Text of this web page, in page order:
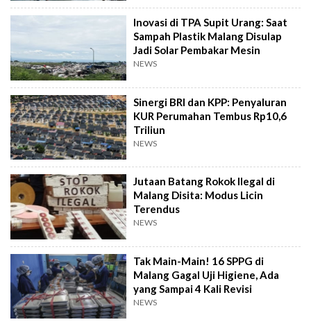
Inovasi di TPA Supit Urang: Saat
Sampah Plastik Malang Disulap
Jadi Solar Pembakar Mesin
NEWS
Sinergi BRI dan KPP: Penyaluran
KUR Perumahan Tembus Rp10,6
Triliun
NEWS
Jutaan Batang Rokok Ilegal di
Malang Disita: Modus Licin
Terendus
NEWS
Tak Main-Main! 16 SPPG di
Malang Gagal Uji Higiene, Ada
yang Sampai 4 Kali Revisi
NEWS